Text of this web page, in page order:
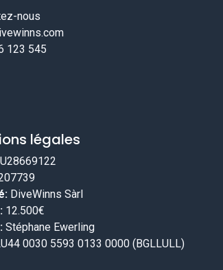
nous
123 545
légales
DiveWinns Sàrl
12.500€
Stéphane Ewerling
0030 5593 0133 0000 (BGLLULL)